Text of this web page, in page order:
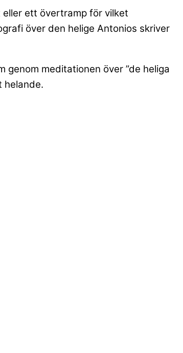
ett övertramp för vilket
över den helige Antonios skriver
genom meditationen över ”de heliga
helande.